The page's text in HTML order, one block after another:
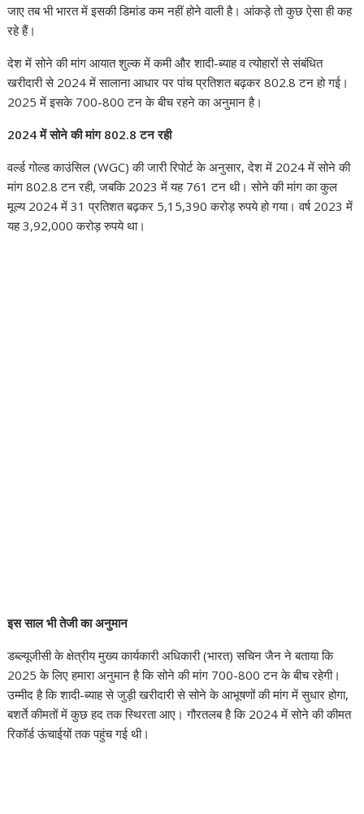
जाए तब भी भारत में इसकी डिमांड कम नहीं होने वाली है। आंकड़े तो कुछ ऐसा ही कह
रहे हैं।
देश में सोने की मांग आयात शुल्क में कमी और शादी-ब्याह व त्योहारों से संबंधित
खरीदारी से 2024 में सालाना आधार पर पांच प्रतिशत बढ़कर 802.8 टन हो गई।
2025 में इसके 700-800 टन के बीच रहने का अनुमान है।
2024 में सोने की मांग 802.8 टन रही
वर्ल्ड गोल्ड काउंसिल (WGC) की जारी रिपोर्ट के अनुसार, देश में 2024 में सोने की
मांग 802.8 टन रही, जबकि 2023 में यह 761 टन थी। सोने की मांग का कुल
मूल्य 2024 में 31 प्रतिशत बढ़कर 5,15,390 करोड़ रुपये हो गया। वर्ष 2023 में
यह 3,92,000 करोड़ रुपये था।
इस साल भी तेजी का अनुमान
डब्ल्यूजीसी के क्षेत्रीय मुख्य कार्यकारी अधिकारी (भारत) सचिन जैन ने बताया कि
2025 के लिए हमारा अनुमान है कि सोने की मांग 700-800 टन के बीच रहेगी।
उम्मीद है कि शादी-ब्याह से जुड़ी खरीदारी से सोने के आभूषणों की मांग में सुधार होगा,
बशर्ते कीमतों में कुछ हद तक स्थिरता आए। गौरतलब है कि 2024 में सोने की कीमत
रिकॉर्ड ऊंचाईयों तक पहुंच गई थी।